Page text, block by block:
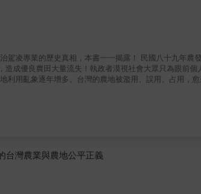
歷史。文化如何影響數位演進，以及電腦又如何反過來塑
滅，中國必亡」，激進提倡漢字羅馬字化，西方哲學家黑
。 & 這樣的眾聲喧譁下，中文打字機的誕生，因而別具
象，長期受到眾人冷落與忽視。 本書以中文打字機為視角，追溯從晚清
相互適應的過程，堪稱一場漢字文書處理技術的大型實
的故事，完整還原了這段漢字尋求突圍、適應，最終撼
歷史學教授墨磊寧收集來自全球各地的珍貴史料，包括
書、專利文件等等。從 1840 年代電報問世到 1950 年代
認為，中文打字機不但是現代資訊科技史上最重要、卻
會建構、社會的科技建構，以及中文與全球現代性之間充
當前漢字在全球的流行風潮，以及中文在資訊科技語言領
球通訊的廣泛議題。
造成優良農田大量流失！執政者漠視社會大眾只為眼前
密切關係，特別是農地開放自由買賣以來，很多優良農田
業使用不再以耕作為限，如何發展農
亂，屆時缺糧危機將是嚴峻的考驗。如何防止另一次的農
值得社會大眾一起深思。
台灣農業與農地公平正義